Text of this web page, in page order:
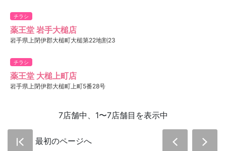
チラシ
薬王堂 岩手大槌店
岩手県上閉伊郡大槌町大槌第22地割23
チラシ
薬王堂 大槌上町店
岩手県上閉伊郡大槌町上町5番28号
7店舗中、1〜7店舗目を表示中
最初のページへ